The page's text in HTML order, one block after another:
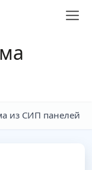
из СИП панелей